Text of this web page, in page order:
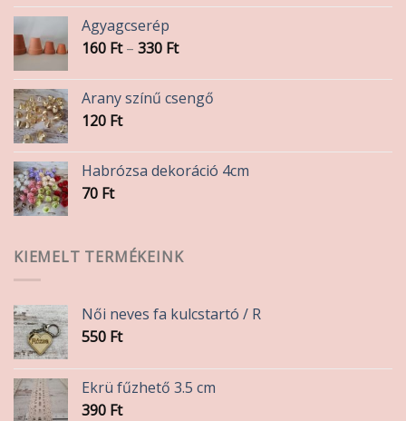
Agyagcserép
160 Ft – 330 FtÁrtartomány:
-
330 Ft
Arany színű csengő
120 Ft
Habrózsa dekoráció 4cm
70 Ft
KIEMELT TERMÉKEINK
Női neves fa kulcstartó / R
550 Ft
Ekrü fűzhető 3.5 cm
390 Ft